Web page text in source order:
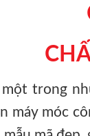
một trong
máy móc